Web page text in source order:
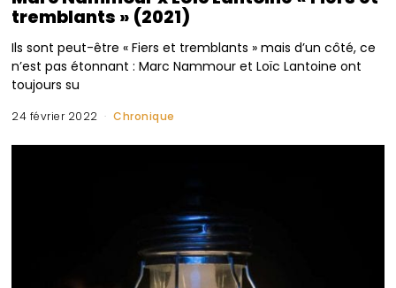
tremblants » (2021)
Ils sont peut-être « Fiers et tremblants » mais d’un côté, ce
n’est pas étonnant : Marc Nammour et Loïc Lantoine ont
toujours su
24 février 2022 Chronique